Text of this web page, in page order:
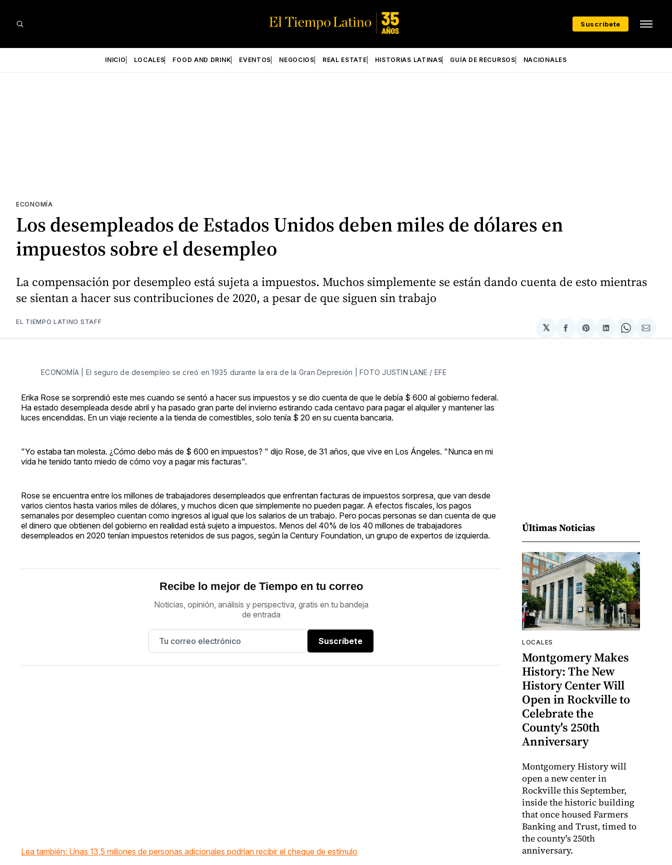
Suscríbete
INICIO LOCALES FOOD AND DRINK EVENTOS NEGOCIOS REAL ESTATE HISTORIAS LATINAS GUÍA DE RECURSOS NACIONALES
ECONOMÍA
Los desempleados de Estados Unidos deben miles de dólares en
impuestos sobre el desempleo
La compensación por desempleo está sujeta a impuestos. Muchos simplemente se están dando cuenta de esto mientras
se sientan a hacer sus contribuciones de 2020, a pesar de que siguen sin trabajo
EL TIEMPO LATINO STAFF
𝕏
Compartir
en
Share
on
Compartir
en
Share
on
via
ECONOMÍA | El seguro de desempleo se creó en 1935 durante la era de la Gran Depresión | FOTO JUSTIN LANE / EFE
Erika Rose se sorprendió este mes cuando se sentó a hacer sus impuestos y se dio cuenta de que le debía $ 600 al gobierno federal.
Ha estado desempleada desde abril y ha pasado gran parte del invierno estirando cada centavo para pagar el alquiler y mantener las
luces encendidas. En un viaje reciente a la tienda de comestibles, solo tenía $ 20 en su cuenta bancaria.
"Yo estaba tan molesta. ¿Cómo debo más de $ 600 en impuestos? " dijo Rose, de 31 años, que vive en Los Ángeles. "Nunca en mi
vida he tenido tanto miedo de cómo voy a pagar mis facturas".
Rose se encuentra entre los millones de trabajadores desempleados que enfrentan facturas de impuestos sorpresa, que van desde
varios cientos hasta varios miles de dólares, y muchos dicen que simplemente no pueden pagar. A efectos fiscales, los pagos
semanales por desempleo cuentan como ingresos al igual que los salarios de un trabajo. Pero pocas personas se dan cuenta de que
el dinero que obtienen del gobierno en realidad está sujeto a impuestos. Menos del 40% de los 40 millones de trabajadores
desempleados en 2020 tenían impuestos retenidos de sus pagos, según la Century Foundation, un grupo de expertos de izquierda.
Recibe lo mejor de Tiempo en tu correo
Noticias, opinión, análisis y perspectiva, gratis en tu bandeja
de entrada
Suscríbete
Lea también: Unas 13,5 millones de personas adicionales podrían recibir el cheque de estímulo
Últimas Noticias
LOCALES
Montgomery Makes
History: The New
History Center Will
Open in Rockville to
Celebrate the
County's 250th
Anniversary
Montgomery History will
open a new center in
Rockville this September,
inside the historic building
that once housed Farmers
Banking and Trust, timed to
the county's 250th
anniversary.